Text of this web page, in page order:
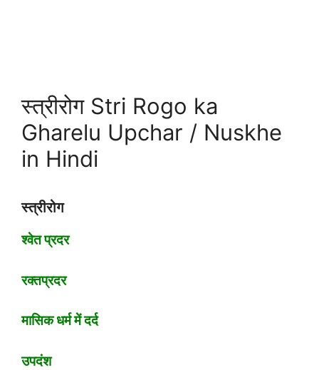
स्त्रीरोग Stri Rogo ka
Gharelu Upchar / Nuskhe
in Hindi
स्त्रीरोग
श्वेत प्रदर
रक्तप्रदर
मासिक धर्म में दर्द
उपदंश